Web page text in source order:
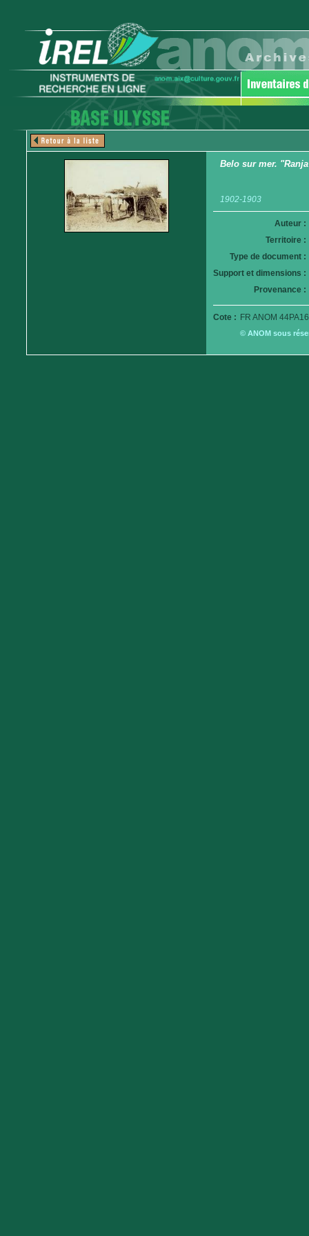
Belo sur mer.
1902-1903
Auteur :
Territoire :
Type de document :
Support et dimensions :
Provenance :
Cote : FR ANOM
© ANOM sous